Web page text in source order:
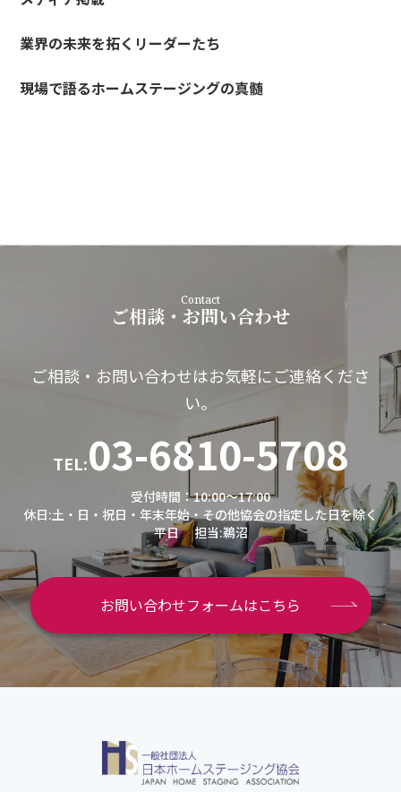
業界の未来を拓くリーダーたち
現場で語るホームステージングの真髄
Contact
ご相談・お問い合わせ
ご相談・お問い合わせはお気軽にご連絡くださ
い。
TEL:03-6810-5708
受付時間：10:00～17:00
休日:土・日・祝日・年末年始・その他協会の指定した日を除く
平日
担当:鵜沼
お問い合わせフォームはこちら